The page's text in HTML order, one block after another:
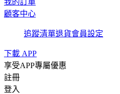
我的訂單
顧客中心
追蹤清單退貨會員設定
下載 APP
享受APP專屬優惠
註冊
登入